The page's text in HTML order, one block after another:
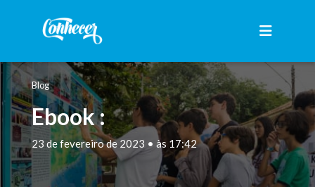
Blog
Ebook :
23 de fevereiro de 2023 • às 17:42